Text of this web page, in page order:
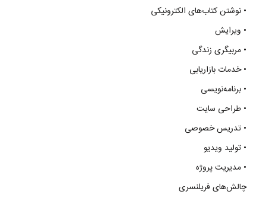
• نوشتنکتاب‌های الکترونیکی
• ویرایش
• مربیگری زندگی
• خدمات بازاریابی
• برنامه‌نویسی
• طراحی سایت
• تدریسخصوصی
• تولید ویدیو
• مدیریتپروژه
چالش‌های فریلنسری